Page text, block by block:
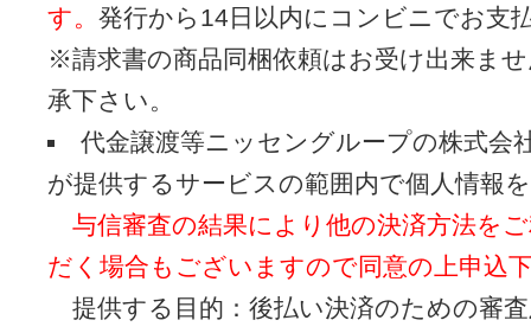
す。 発行から14日以内にコンビニでお支
※請求書の商品同梱依頼はお受け出来ま
承下さい。
代金譲渡等ニッセングループの株式会
が提供するサービスの範囲内で個人情報
与信審査の結果により他の決済方法を
だく場合もございますので同意の上申込
提供する目的：後払い決済のための審